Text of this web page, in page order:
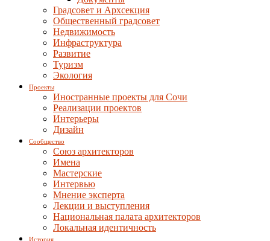
Градсовет и Архсекция
Общественный градсовет
Недвижимость
Инфраструктура
Развитие
Туризм
Экология
Проекты
Иностранные проекты для Сочи
Реализации проектов
Интерьеры
Дизайн
Сообщество
Союз архитекторов
Имена
Мастерские
Интервью
Мнение эксперта
Лекции и выступления
Национальная палата архитекторов
Локальная идентичность
История